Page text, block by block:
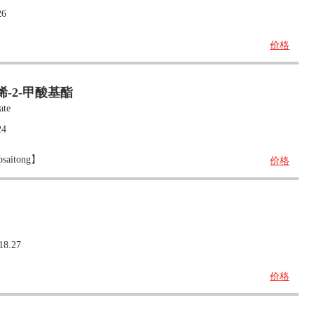
价格
-2-甲酸基酯
】 价格
价格